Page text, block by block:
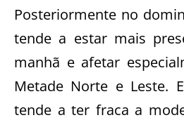
Posteriormente no
tende a estar mais
manhã e afetar
Metade Norte e Leste.
tende a ter fraca a